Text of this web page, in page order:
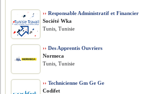
›› Responsable Administratif et Financier
Société Wka
Tunis, Tunisie
›› Des Apprentis Ouvriers
Normeca
Tunis, Tunisie
›› Technicienne Gm Ge Ge
Codifet